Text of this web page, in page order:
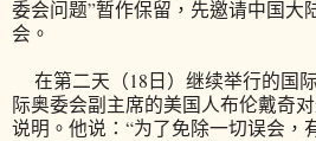
委会问题”暂作保留，先邀请中国大
会。
在第二天（18日）继续举行的国
际奥委会副主席的美国人布伦戴奇
说明。他说：“为了免除一切误会，